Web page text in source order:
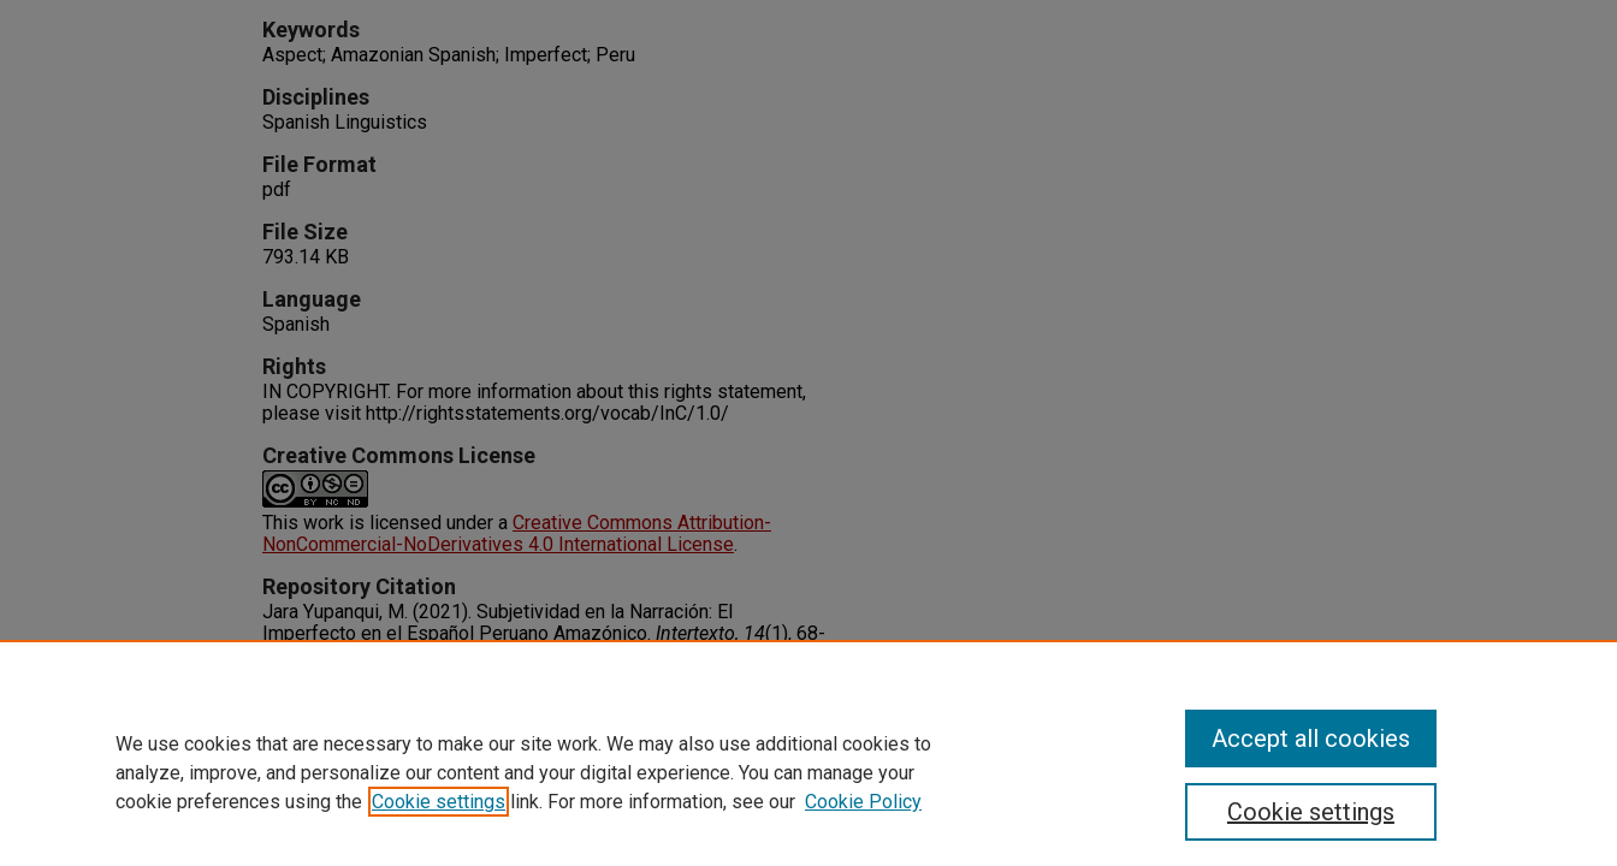
Keywords
Aspect; Amazonian Spanish; Imperfect; Peru
Disciplines
Spanish Linguistics
File Format
pdf
File Size
793.14 KB
Language
Spanish
Rights
IN COPYRIGHT. For more information about this rights statement,
please visit http://rightsstatements.org/vocab/InC/1.0/
Creative Commons License
This work is licensed under a Creative Commons Attribution-
NonCommercial-NoDerivatives 4.0 International License.
Repository Citation
Jara Yupanqui, M. (2021). Subjetividad en la Narración: El
Imperfecto en el Español Peruano Amazónico. Intertexto, 14(1), 68-
We use cookies that are necessary to make our site work. We may also use additional cookies to
analyze, improve, and personalize our content and your digital experience. You can manage your
cookie preferences using the Cookie settings link. For more information, see our Cookie Policy Cookie settings
Accept all cookies